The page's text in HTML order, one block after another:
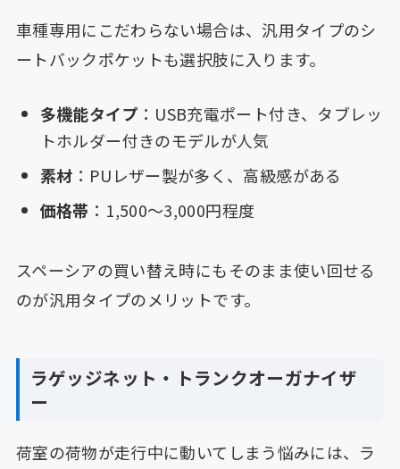
車種専用にこだわらない場合は、汎用タイプのシ
ートバックポケットも選択肢に入ります。
多機能タイプ ：USB充電ポート付き、タブレッ
トホルダー付きのモデルが人気
素材 ：PUレザー製が多く、高級感がある
価格帯 ：1,500〜3,000円程度
スペーシアの買い替え時にもそのまま使い回せる
のが汎用タイプのメリットです。
ラゲッジネット・トランクオーガナイザ
ー
荷室の荷物が走行中に動いてしまう悩みには、ラ